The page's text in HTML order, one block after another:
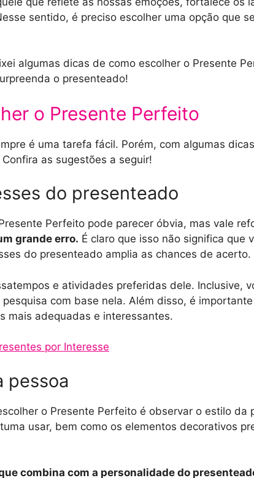
sentido, é preciso escolher uma opção que
algumas dicas de como escolher o Presente
o presenteado!
o Presente Perfeito
é uma tarefa fácil. Porém, com algumas
as sugestões a seguir!
do presenteado
Perfeito pode parecer óbvia, mas vale
grande erro. É claro que isso não significa que
do presenteado amplia as chances de acerto.
e atividades preferidas dele. Inclusive,
com base nela. Além disso, é
mais adequadas e interessantes.
por Interesse
pessoa
o Presente Perfeito é observar o estilo da
usar, bem como os elementos decorativos
combina com a personalidade do